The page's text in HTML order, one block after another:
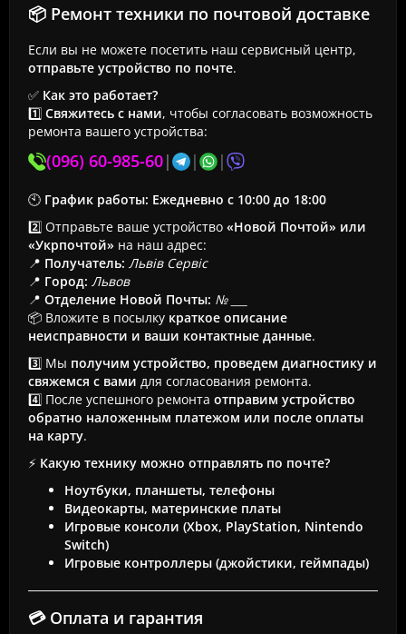
📦 Ремонт техники по почтовой доставке
Если вы не можете посетить наш сервисный центр,
отправьте устройство по почте.
✅ Как это работает?
1️⃣ Свяжитесь с нами, чтобы согласовать возможность
ремонта вашего устройства:
(096) 60-985-60| | |
🕙 График работы: Ежедневно с 10:00 до 18:00
2️⃣ Отправьте ваше устройство «Новой Почтой» или
«Укрпочтой» на наш адрес:
📍 Получатель: Львів Сервіс
📍 Город: Львов
📍 Отделение Новой Почты: № ___
📦 Вложите в посылку краткое описание
неисправности и ваши контактные данные.
3️⃣ Мы получим устройство, проведем диагностику и
свяжемся с вами для согласования ремонта.
4️⃣ После успешного ремонта отправим устройство
обратно наложенным платежом или после оплаты
на карту.
⚡ Какую технику можно отправлять по почте?
Ноутбуки, планшеты, телефоны
Видеокарты, материнские платы
Игровые консоли (Xbox, PlayStation, Nintendo
Switch)
Игровые контроллеры (джойстики, геймпады)
💳 Оплата и гарантия